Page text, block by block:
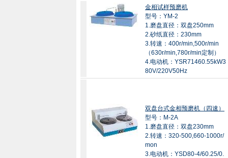
金相试样预磨机
型号：YM-2
1.磨盘直径：双盘250mm
2.砂纸直径：230mm
3.转速：400r/min,500r/min
（630r/min,780r/min定制）
4.电动机：YSR71460.55kW3
80V/220V50Hz
双盘台式金相预磨机（四速）
型号：M-2A
1.磨盘直径：双盘230mm
2.转速：320-500,660-1000r/
mon
3.电动机：YSD80-4/60.25/0.